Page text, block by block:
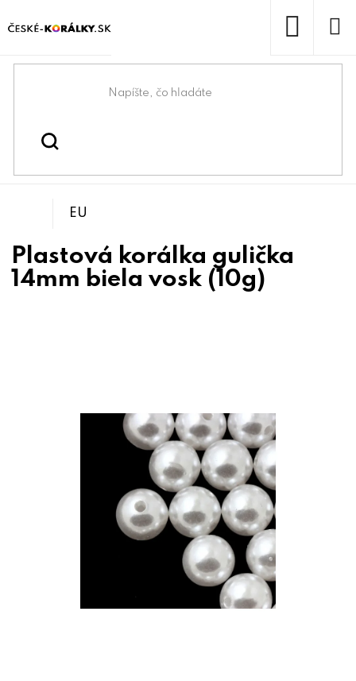
na
Domov
Koráliky
Plastová korálka gulička
14mm biela vosk (10g)
EU